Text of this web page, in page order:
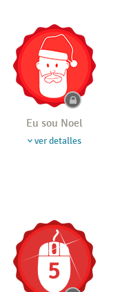
Eu sou Noel
ver detalles